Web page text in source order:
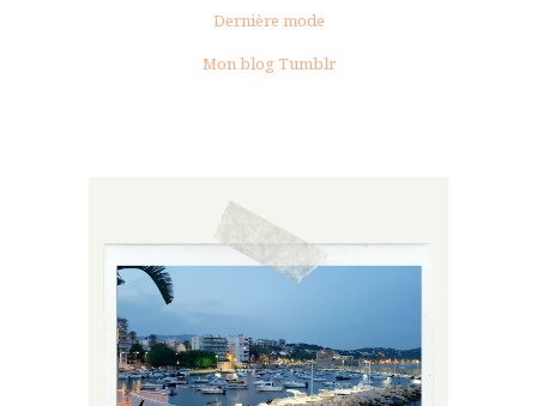
Dernière mode
Mon blog Tumblr